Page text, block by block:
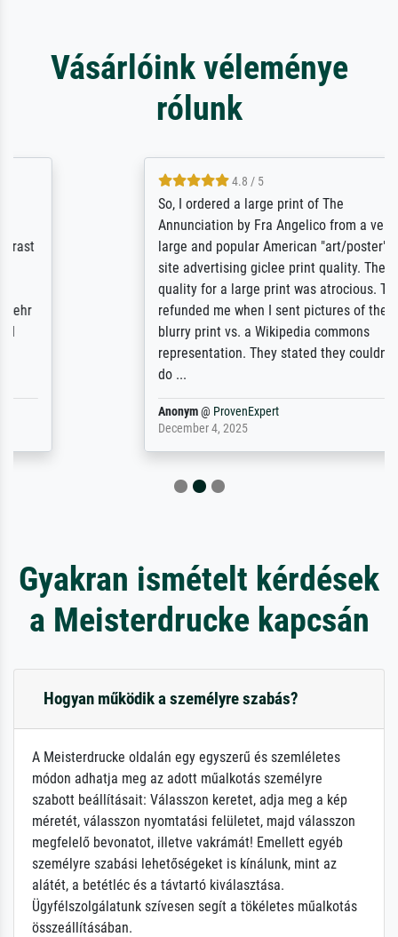
Vásárlóink véleménye
rólunk
4.8 / 5
So, I ordered a large print of The
Annunciation by Fra Angelico from a very
large and popular American "art/poster"
site advertising giclee print quality. The
quality for a large print was atrocious. They
refunded me when I sent pictures of the
blurry print vs. a Wikipedia commons
representation. They stated they couldn't
ProvenExpert
December 4, 2025
Gyakran ismételt kérdések
a Meisterdrucke kapcsán
Hogyan működik a személyre szabás?
A Meisterdrucke oldalán egy egyszerű és szemléletes
módon adhatja meg az adott műalkotás személyre
szabott beállításait: Válasszon keretet, adja meg a kép
méretét, válasszon nyomtatási felületet, majd válasszon
megfelelő bevonatot, illetve vakrámát! Emellett egyéb
személyre szabási lehetőségeket is kínálunk, mint az
alátét, a betétléc és a távtartó kiválasztása.
Ügyfélszolgálatunk szívesen segít a tökéletes műalkotás
összeállításában.